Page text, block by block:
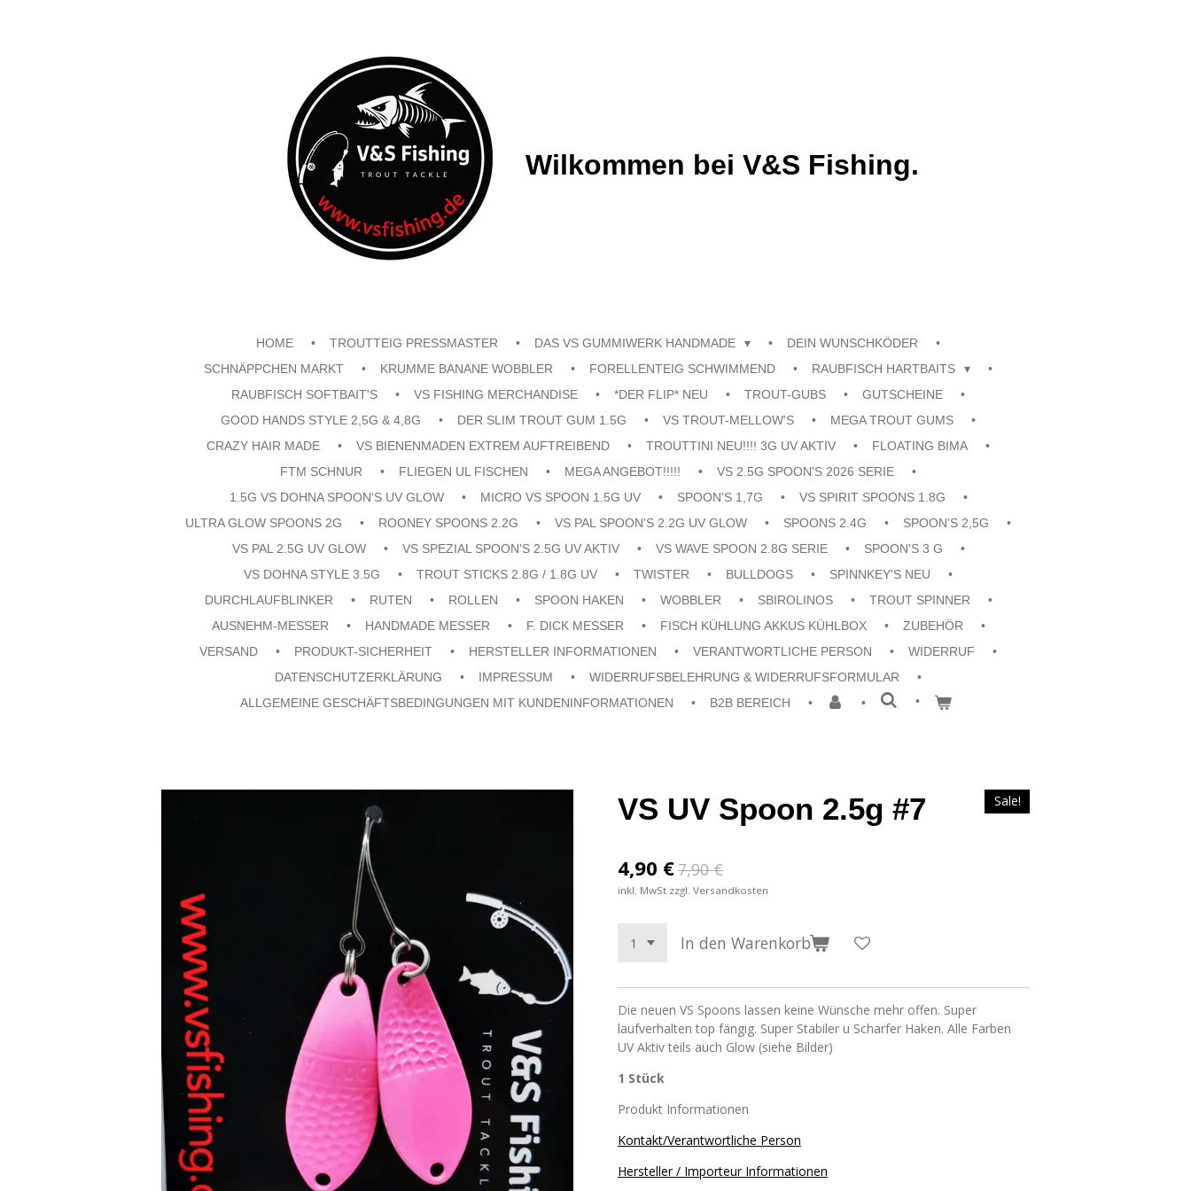
Wilkommen bei V&S Fishing.
HOME TROUTTEIG PRESSMASTER DAS VS GUMMIWERK HANDMADE
DEIN WUNSCHKÖDER
SCHNÄPPCHEN MARKT
KRUMME BANANE WOBBLER FORELLENTEIG SCHWIMMEND
RAUBFISCH HARTBAITS
RAUBFISCH SOFTBAIT'S
VS FISHING MERCHANDISE *DER FLIP* NEU TROUT-GUBS
GUTSCHEINE
GOOD HANDS STYLE 2,5G & 4,8G
DER SLIM TROUT GUM 1.5G VS TROUT-MELLOW'S
MEGA TROUT GUMS
CRAZY HAIR MADE
VS BIENENMADEN EXTREM AUFTREIBEND TROUTTINI NEU!!!! 3G UV AKTIV
FLOATING BIMA
FTM SCHNUR
FLIEGEN UL FISCHEN MEGA ANGEBOT!!!!!
VS 2.5G SPOON'S 2026 SERIE
1.5G VS DOHNA SPOON'S UV GLOW
MICRO VS SPOON 1.5G UV SPOON'S 1,7G
VS SPIRIT SPOONS 1.8G
ULTRA GLOW SPOONS 2G
ROONEY SPOONS 2.2G VS PAL SPOON'S 2.2G UV GLOW SPOONS 2.4G
SPOON'S 2,5G
VS PAL 2.5G UV GLOW
VS SPEZIAL SPOON'S 2.5G UV AKTIV VS WAVE SPOON 2.8G SERIE
SPOON'S 3 G
VS DOHNA STYLE 3.5G
TROUT STICKS 2.8G / 1.8G UV TWISTER BULLDOGS
SPINNKEY'S NEU
DURCHLAUFBLINKER
RUTEN ROLLEN SPOON HAKEN WOBBLER SBIROLINOS
TROUT SPINNER
AUSNEHM-MESSER
HANDMADE MESSER F. DICK MESSER FISCH KÜHLUNG AKKUS KÜHLBOX
ZUBEHÖR
VERSAND
PRODUKT-SICHERHEIT HERSTELLER INFORMATIONEN VERANTWORTLICHE PERSON
WIDERRUF
DATENSCHUTZERKLÄRUNG
IMPRESSUM
WIDERRUFSBELEHRUNG & WIDERRUFSFORMULAR
ALLGEMEINE GESCHÄFTSBEDINGUNGEN MIT KUNDENINFORMATIONEN
B2B BEREICH
VS UV Spoon 2.5g #7 Sale!
4,90 €7,90 €
inkl. MwSt zzgl. Versandkosten
In den Warenkorb
Die neuen VS Spoons lassen keine Wünsche mehr offen. Super
laufverhalten top fängig. Super Stabiler u Scharfer Haken. Alle Farben
UV Aktiv teils auch Glow (siehe Bilder)
1 Stück
Produkt Informationen
Kontakt/Verantwortliche Person
Hersteller / Importeur Informationen